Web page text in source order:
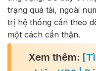
trạng quá tải, ngoài
trị hệ thống cần theo
một cách cẩn thận.
Xem thêm: